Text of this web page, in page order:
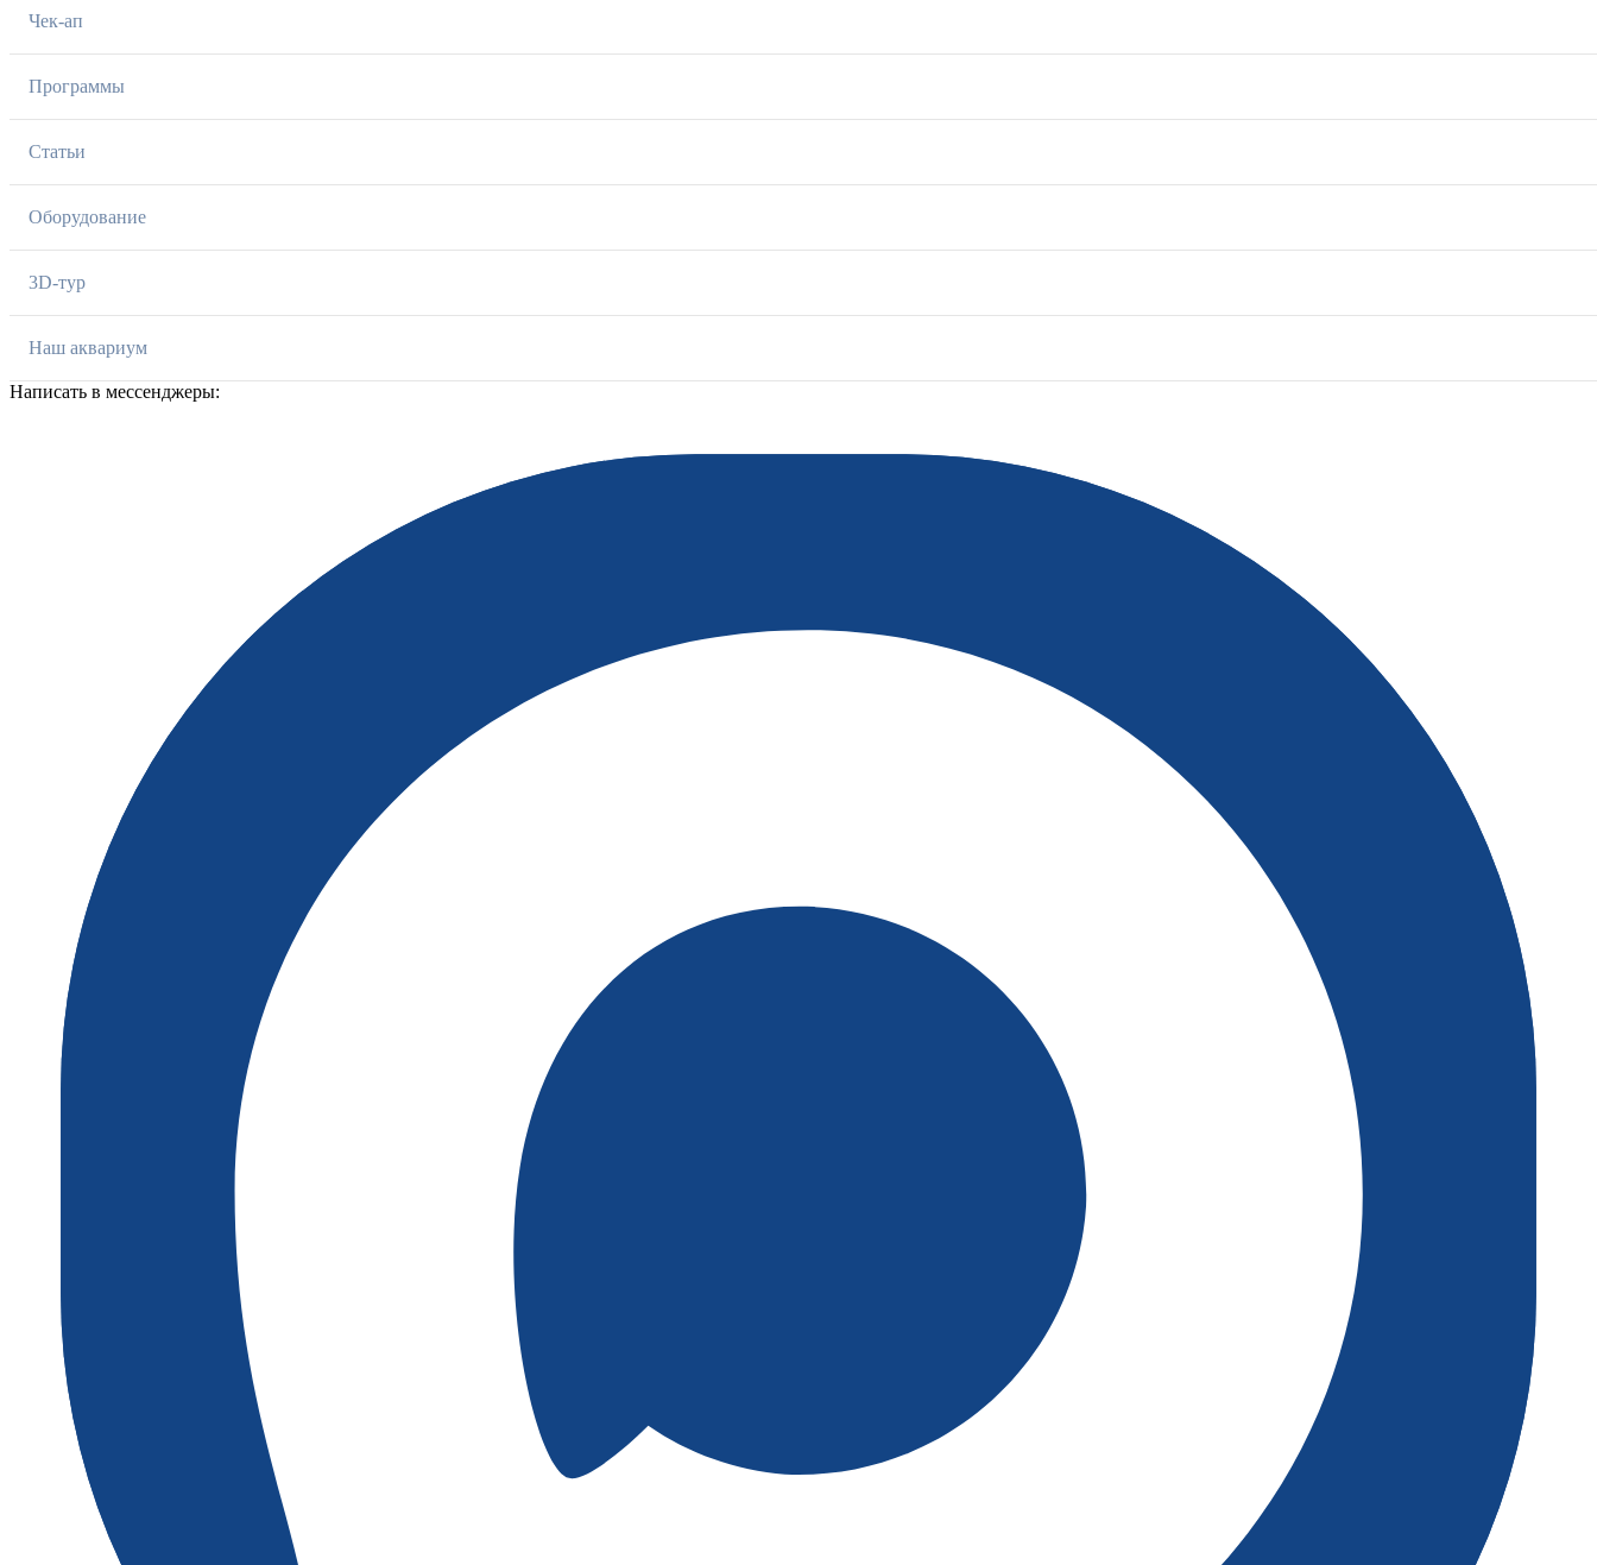
Чек-ап
Программы
Статьи
Оборудование
3D-тур
Наш аквариум
Написать в мессенджеры: